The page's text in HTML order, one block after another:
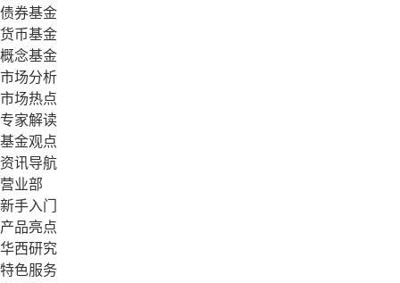
债券基金
货币基金
概念基金
市场分析
市场热点
专家解读
基金观点
资讯导航
营业部
新手入门
产品亮点
华西研究
特色服务